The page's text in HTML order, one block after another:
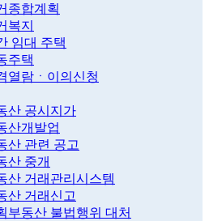
종합계획
복지
임대 주택
주택
열람ㆍ이의신청
산 공시지가
산개발업
산 관련 공고
산 중개
산 거래관리시스템
산 거래신고
부동산 불법행위 대처